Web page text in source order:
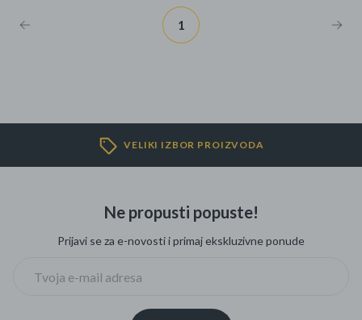
1
VELIKI IZBOR PROIZVODA
Ne propusti popuste!
Prijavi se za e-novosti i primaj ekskluzivne ponude